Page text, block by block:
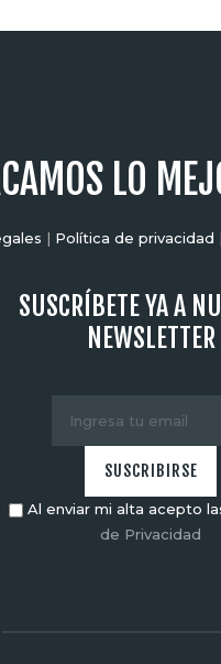
LO
| Política de privacidad |
SUSCRÍBETE YA A
NEWSLETTER
Al enviar mi alta acepto
de Privacidad